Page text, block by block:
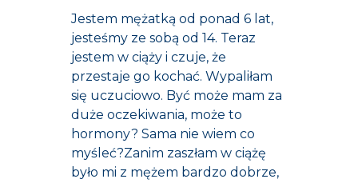
Jestem mężatką od ponad 6 lat,
jesteśmy ze sobą od 14. Teraz
jestem w ciąży i czuje, że
przestaje go kochać. Wypaliłam
się uczuciowo. Być może mam za
duże oczekiwania, może to
hormony? Sama nie wiem co
myśleć?Zanim zaszłam w ciążę
było mi z mężem bardzo dobrze,